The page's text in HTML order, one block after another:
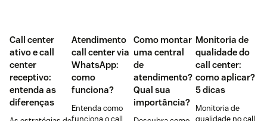
Call center
ativo e call
center
receptivo:
entenda as
diferenças
Atendimento
call center via
WhatsApp:
como
funciona?
Entenda como
Como montar
uma central
de
atendimento?
Qual sua
importância?
Monitoria de
qualidade do
call center:
como aplicar?
5 dicas
Monitoria de